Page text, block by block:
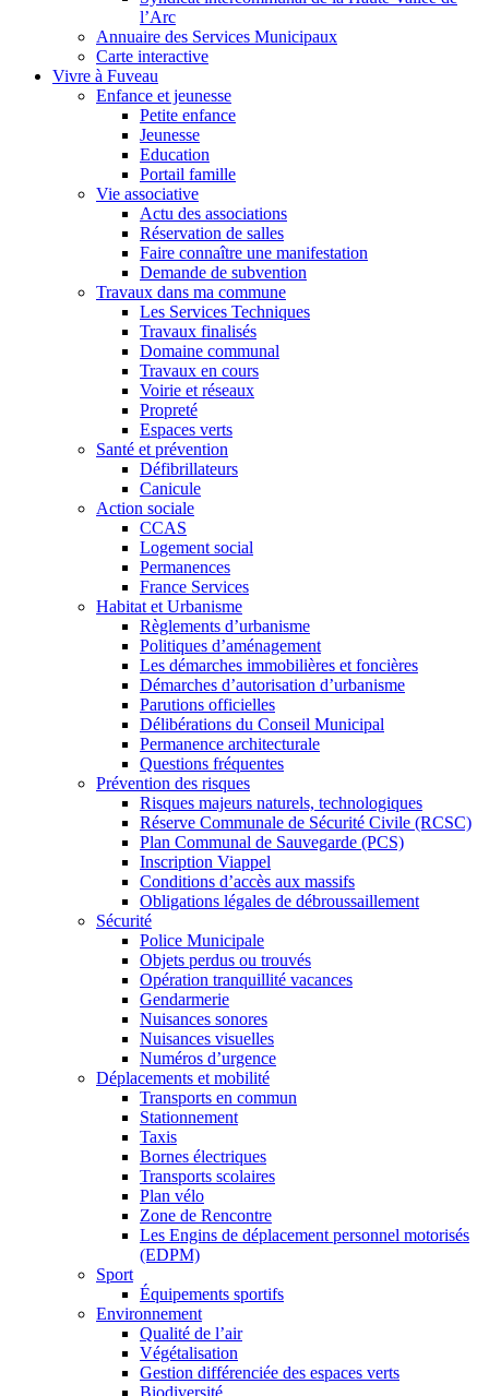
l’Arc
Annuaire des Services Municipaux
Carte interactive
Vivre à Fuveau
Enfance et jeunesse
Petite enfance
Jeunesse
Education
Portail famille
Vie associative
Actu des associations
Réservation de salles
Faire connaître une manifestation
Demande de subvention
Travaux dans ma commune
Les Services Techniques
Travaux finalisés
Domaine communal
Travaux en cours
Voirie et réseaux
Propreté
Espaces verts
Santé et prévention
Défibrillateurs
Canicule
Action sociale
CCAS
Logement social
Permanences
France Services
Habitat et Urbanisme
Règlements d’urbanisme
Politiques d’aménagement
Les démarches immobilières et foncières
Démarches d’autorisation d’urbanisme
Parutions officielles
Délibérations du Conseil Municipal
Permanence architecturale
Questions fréquentes
Prévention des risques
Risques majeurs naturels, technologiques
Réserve Communale de Sécurité Civile (RCSC)
Plan Communal de Sauvegarde (PCS)
Inscription Viappel
Conditions d’accès aux massifs
Obligations légales de débroussaillement
Sécurité
Police Municipale
Objets perdus ou trouvés
Opération tranquillité vacances
Gendarmerie
Nuisances sonores
Nuisances visuelles
Numéros d’urgence
Déplacements et mobilité
Transports en commun
Stationnement
Taxis
Bornes électriques
Transports scolaires
Plan vélo
Zone de Rencontre
Les Engins de déplacement personnel motorisés
(EDPM)
Sport
Équipements sportifs
Environnement
Qualité de l’air
Végétalisation
Gestion différenciée des espaces verts
Biodiversité